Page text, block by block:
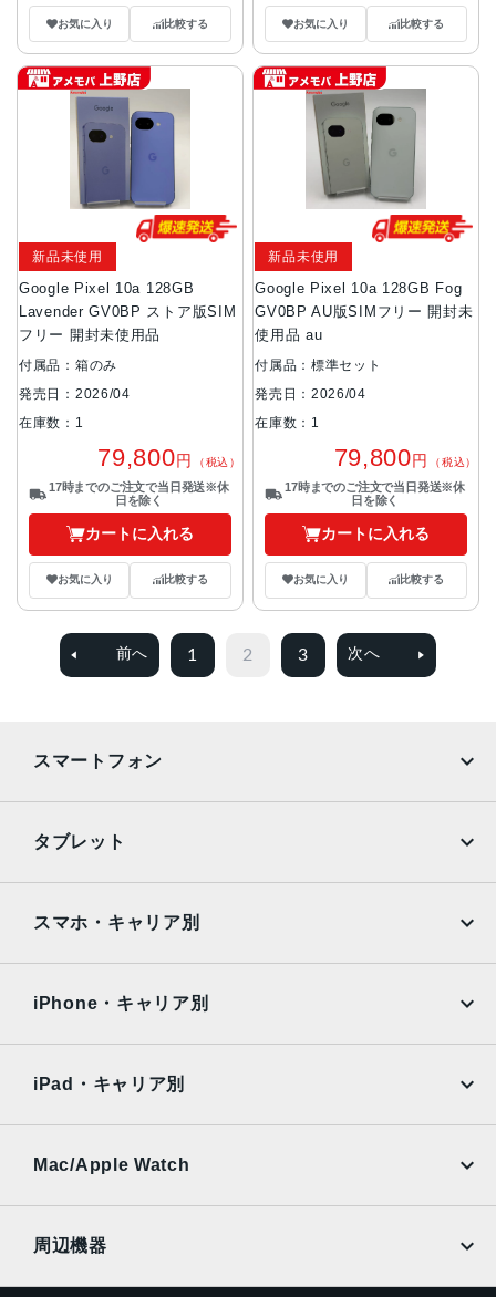
お気に入り 比較する お気に入り 比較する
Google Pixel 10a 128GB
Lavender GV0BP ストア版SIM
フリー 開封未使用品
新品未使用
付属品：箱のみ
発売日：2026/04
在庫数：1
79,800円 （税込）
17時までのご注文で当日発送※休
日を除く
カートに入れる
お気に入り 比較する
Google Pixel 10a 128GB Fog
GV0BP AU版SIMフリー 開封未
使用品 au
新品未使用
付属品：標準セット
発売日：2026/04
在庫数：1
79,800円 （税込）
17時までのご注文で当日発送※休
日を除く
カートに入れる
お気に入り 比較する
前へ 1 2 3 次へ
スマートフォン
AQUOS
OPPO Android
タブレット
Surface
Xiaomi Tablet
スマホ・キャリア別
Ymobile
UQmobile
iPhone・キャリア別
Ymobile
UQmobile
iPad・キャリア別
Mac/Apple Watch
周辺機器